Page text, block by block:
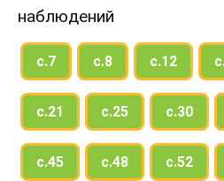
наблюдений
с.7 с.8 с.12
с.21 с.25 с.30
с.45 с.48 с.52